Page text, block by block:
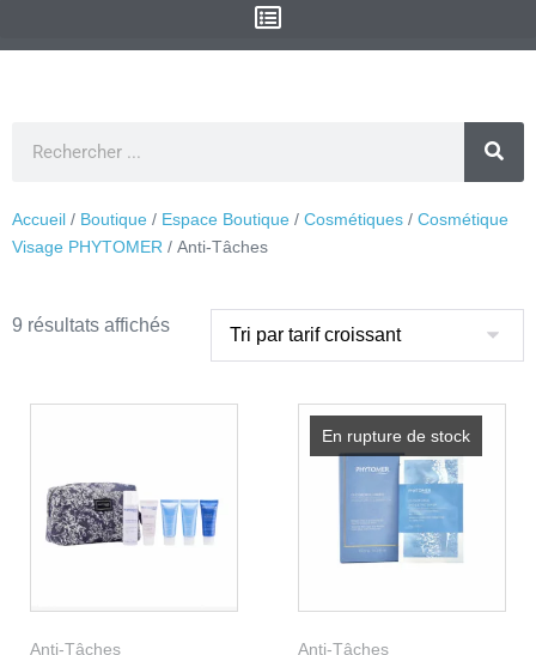
Accueil / Boutique / Espace Boutique / Cosmétiques / Cosmétique
Visage PHYTOMER / Anti-Tâches
9 résultats affichés
Anti-Tâches
En rupture de stock
Anti-Tâches